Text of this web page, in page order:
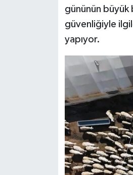
gününün büyük
güvenliğiyle
yapıyor.